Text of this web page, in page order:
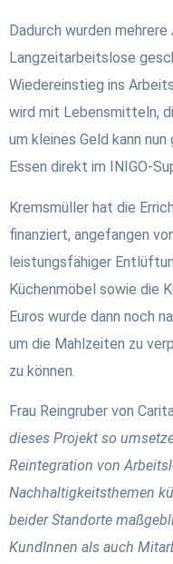
Dadurch wurden
Langzeitarbeitslose
Wiedereinstieg ins
wird mit Lebensmitteln,
um kleines Geld kann
Essen direkt im INIGO-
Kremsmüller hat die
finanziert, angefangen
leistungsfähiger
Küchenmöbel sowie die
Euros wurde dann noch
um die Mahlzeiten zu
zu können.
Frau Reingruber von
dieses Projekt so
Reintegration von
Nachhaltigkeitsthemen
beider Standorte
KundInnen als auch